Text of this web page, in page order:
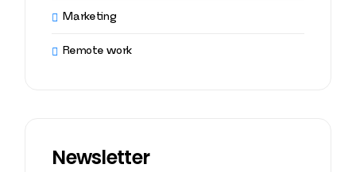
Marketing
Remote work
Newsletter